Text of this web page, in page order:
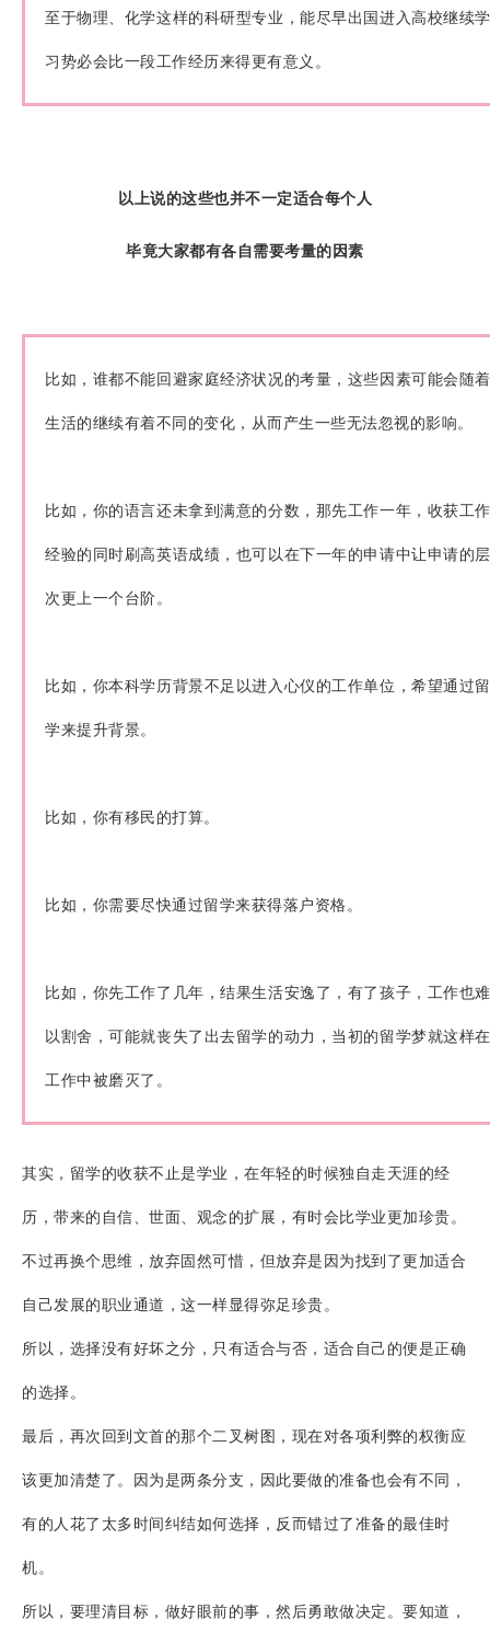
至于物理、化学这样的科研型专业，能尽早出国进入高校继续学
习势必会比一段工作经历来得更有意义。
以上说的这些也并不一定适合每个人
毕竟大家都有各自需要考量的因素
比如，谁都不能回避家庭经济状况的考量，这些因素可能会随着
生活的继续有着不同的变化，从而产生一些无法忽视的影响。
比如，你的语言还未拿到满意的分数，那先工作一年，收获工作
经验的同时刷高英语成绩，也可以在下一年的申请中让申请的层
次更上一个台阶。
比如，你本科学历背景不足以进入心仪的工作单位，希望通过留
学来提升背景。
比如，你有移民的打算。
比如，你需要尽快通过留学来获得落户资格。
比如，你先工作了几年，结果生活安逸了，有了孩子，工作也难
以割舍，可能就丧失了出去留学的动力，当初的留学梦就这样在
工作中被磨灭了。
其实，留学的收获不止是学业，在年轻的时候独自走天涯的经
历，带来的自信、世面、观念的扩展，有时会比学业更加珍贵。
不过再换个思维，放弃固然可惜，但放弃是因为找到了更加适合
自己发展的职业通道，这一样显得弥足珍贵。
所以，选择没有好坏之分，只有适合与否，适合自己的便是正确
的选择。
最后，再次回到文首的那个二叉树图，现在对各项利弊的权衡应
该更加清楚了。因为是两条分支，因此要做的准备也会有不同，
有的人花了太多时间纠结如何选择，反而错过了准备的最佳时
机。
所以，要理清目标，做好眼前的事，然后勇敢做决定。要知道，